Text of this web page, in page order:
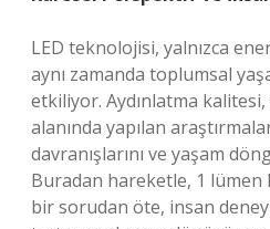
LED teknolojisi, yalnızca
aynı zamanda toplumsal
etkiliyor. Aydınlatma
alanında yapılan
davranışlarını ve yaşam
Buradan hareketle, 1
bir sorudan öte, insan